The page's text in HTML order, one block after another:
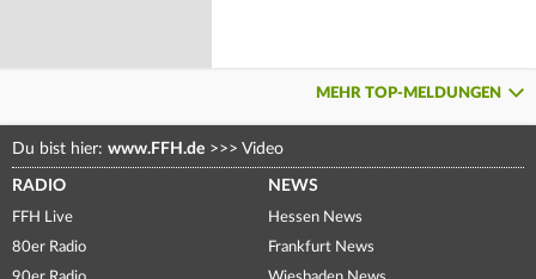
MEHR TOP-MELDUNGEN
Du bist hier: www.FFH.de >>> Video
RADIO
FFH Live
80er Radio
NEWS
Hessen News
Frankfurt News